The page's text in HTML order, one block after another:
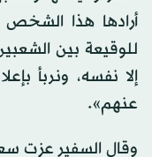
أرادها هذا
للوقيعة بين
إلا نفسه، ونربأ
عنهم».
وقال السفير عزت